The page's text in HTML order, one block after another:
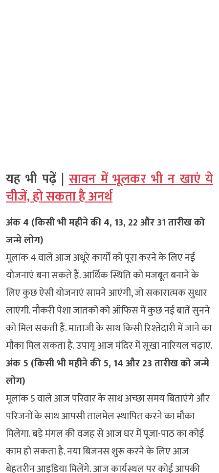
यह भी पढ़ें |सावन में भूलकर भी न खाएं ये
चीजें, हो सकता है अनर्थ
अंक 4 (किसी भी महीने की 4, 13, 22 और 31 तारीख को
जन्मे लोग)
मूलांक 4 वाले आज अधूरे कार्यों को पूरा करने के लिए नई
योजनाएं बना सकते हैं. आर्थिक स्थिति को मजबूत बनाने के
लिए कुछ ऐसी योजनाएं सामने आएंगी, जो सकारात्मक सुधार
लाएंगी. नौकरी पेशा जातकों को ऑफिस में कुछ नई बातें सुनने
को मिल सकती हैं. माताजी के साथ किसी रिश्तेदारी में जाने का
मौका मिल सकता है. उपायृ आज मंदिर में सूखा नारियल चढ़ाएं.
अंक 5 (किसी भी महीने की 5, 14 और 23 तारीख को जन्मे
लोग)
मूलांक 5 वाले आज परिवार के साथ अच्छा समय बिताएंगे और
परिजनों के साथ आपसी तालमेल स्थापित करने का मौका
मिलेगा. बड़े मंगल की वजह से आज घर में पूजा-पाठ का कोई
काम हो सकता है. नया बिजनस शुरू करने के लिए आज
बेहतरीन आइडिया मिलेंगे. आज कार्यस्थल पर कोई आपकी